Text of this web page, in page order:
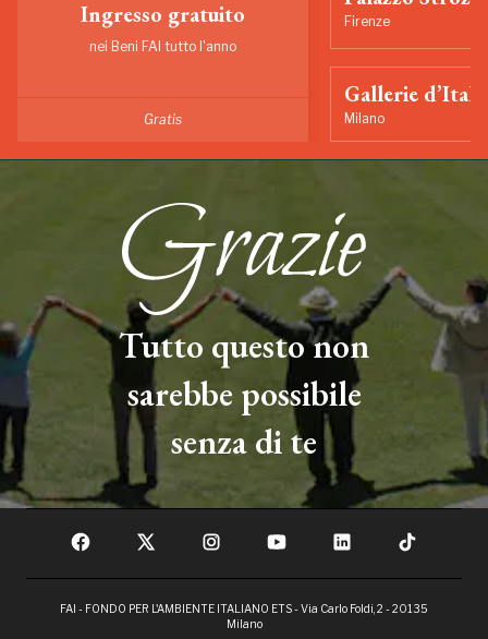
Ingresso gratuito
nei Beni FAI tutto l'anno
Gratis
Firenze
Gallerie
Milano
Tutto questo non
sarebbe possibile
senza di te
FAI - FONDO PER L'AMBIENTE ITALIANO ETS - Via Carlo Foldi, 2 - 20135
Milano